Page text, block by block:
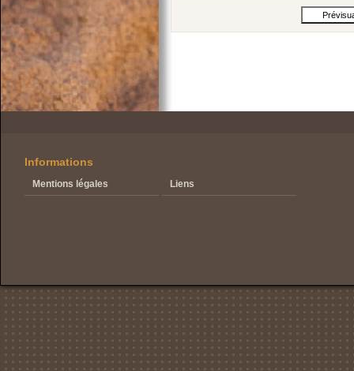
Informations
Mentions légales Liens